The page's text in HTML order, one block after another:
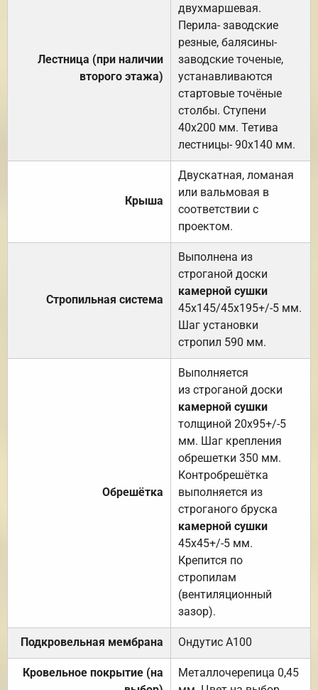
Лестница (при наличии
второго этажа)
двухмаршевая.
Перила- заводские
резные, балясины-
заводские точеные,
устанавливаются
стартовые точёные
столбы. Ступени
40х200 мм. Тетива
лестницы- 90х140 мм.
Крыша
Двускатная, ломаная
или вальмовая в
соответствии с
проектом.
Стропильная система
Выполнена из
строганой доски
камерной сушки
45х145/45х195+/-5 мм.
Шаг установки
стропил 590 мм.
Обрешётка
Выполняется
из строганой доски
камерной сушки
толщиной 20х95+/-5
мм. Шаг крепления
обрешетки 350 мм.
Контробрешётка
выполняется из
строганого бруска
камерной сушки
45х45+/-5 мм.
Крепится по
стропилам
(вентиляционный
зазор).
Подкровельная мембрана Ондутис А100
Кровельное покрытие (на
Металлочерепица 0,45